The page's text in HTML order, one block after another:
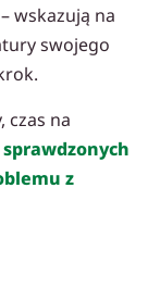
wskazują na
swojego
czas na
z